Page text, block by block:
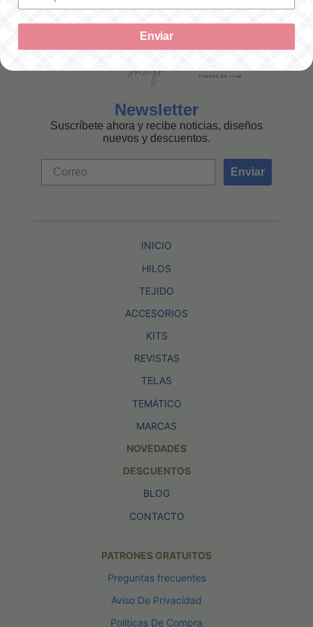
Newsletter
Suscríbete ahora y recibe noticias, diseños
nuevos y descuentos.
Enviar
INICIO
HILOS
TEJIDO
ACCESORIOS
KITS
REVISTAS
TELAS
TEMÁTICO
MARCAS
NOVEDADES
DESCUENTOS
BLOG
CONTACTO
PATRONES GRATUITOS
Preguntas frecuentes
Aviso De Privacidad
Políticas De Compra
Enviar